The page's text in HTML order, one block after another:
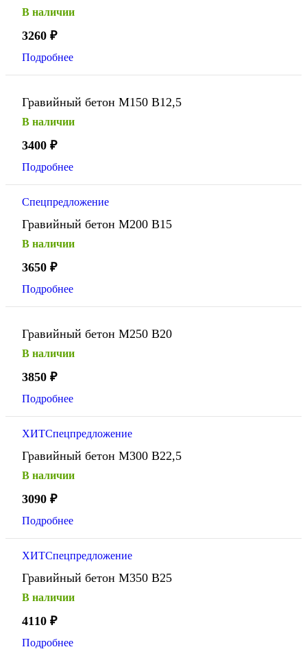
В наличии
3260 ₽
Подробнее
Гравийный бетон М150 В12,5
В наличии
3400 ₽
Подробнее
Спецпредложение
Гравийный бетон М200 В15
В наличии
3650 ₽
Подробнее
Гравийный бетон М250 В20
В наличии
3850 ₽
Подробнее
ХИТСпецпредложение
Гравийный бетон М300 В22,5
В наличии
3090 ₽
Подробнее
ХИТСпецпредложение
Гравийный бетон М350 В25
В наличии
4110 ₽
Подробнее